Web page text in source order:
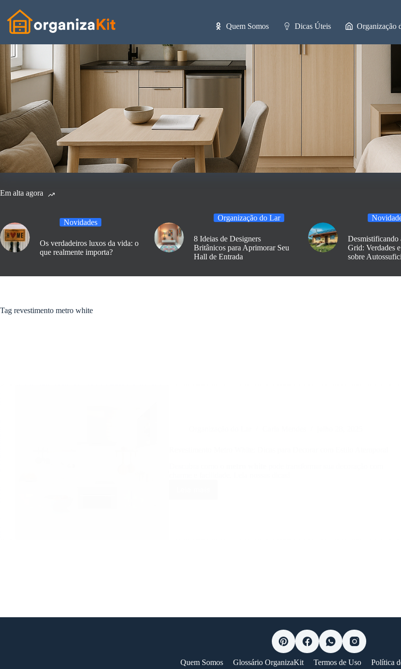
conteúdo
Quem Somos Dicas Úteis Organização
Em alta agora
Novidades
Os verdadeiros luxos da vida: o
que realmente importa?
Organização do Lar
8 Ideias de Designers
Britânicos para Aprimorar Seu
Hall de Entrada
Grid: Verdades
sobre
Tag revestimento metro white
Quem Somos Glossário OrganizaKit Termos de Uso Política